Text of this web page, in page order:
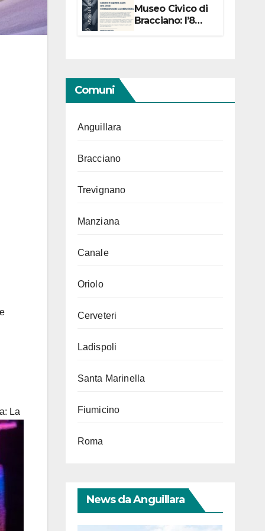
La
Museo Civico di
Bracciano: l’8
Comuni
Anguillara
Bracciano
Trevignano
Manziana
Canale
Oriolo
Cerveteri
Ladispoli
Santa Marinella
Fiumicino
Roma
News da Anguillara